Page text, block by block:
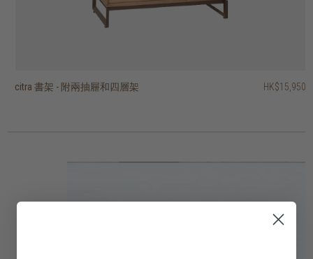
citra 書架 - 附兩抽屜和四層架 HK$15,950
citra 兩門四層書架 HK$14,950
block 層架 HK$31,450
timba 開放式層架 - 十層架、兩抽屜 HK$17,950
timba 開放式層架 - 六層架 HK$16,950
timba 開放式層架 - 七層架 HK$13,950
timba 開放式層架 - 十層架、一抽屜 HK$16,950
stack open rack with 3 shelves HK$2,950
pebbles 層架 HK$15,950
PI 層架 HK$14,950